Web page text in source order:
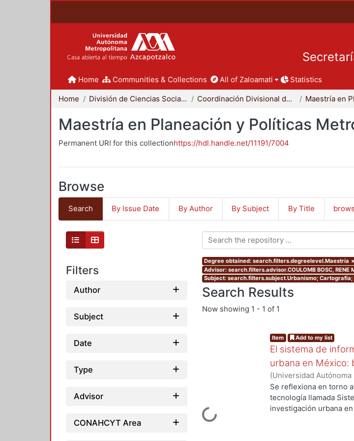
Home Communities & Collections All of Zaloamati Statistics
Home División de Ciencias Sociales y Humanidades Coordinación Divisional de Posgrado
Maestría en Planeación y Políticas
Permanent URI for this collectionhttps://hdl.handle.net/11191/7004
Browse
Search By Issue Date By Author By Subject By Title
Filters
Author
Subject
Date
Type
Advisor
CONAHCYT Area
Degree obtained: search.filters.degreelevel.Maestría ×
Advisor: search.filters.advisor.COULOMB BOSC, RENE
Subject: search.filters.subject.Urbanismo;
Search Results
Now showing 1 - 1 of 1
Loading...
Item Add to my list
El sistema de
urbana en México:
(Universidad
de Servicios de
Se reflexiona en torno
tecnología llamada
investigación urbana